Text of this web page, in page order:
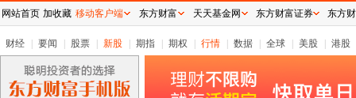
财经 要闻 股票 新股 期指 期权 行情 数据 全球 美股 港股
网站首页 加收藏 移动客户端 东方财富 天天基金网 东方财富证券 东方